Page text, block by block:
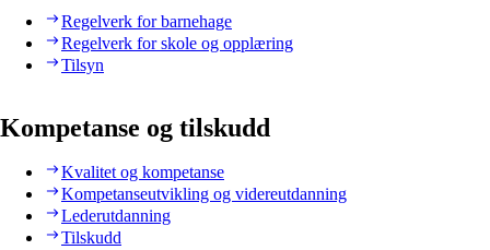
Regelverk for barnehage
Regelverk for skole og opplæring
Tilsyn
Kompetanse og tilskudd
Kvalitet og kompetanse
Kompetanseutvikling og videreutdanning
Lederutdanning
Tilskudd